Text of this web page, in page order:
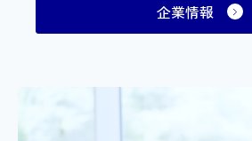
企業情報